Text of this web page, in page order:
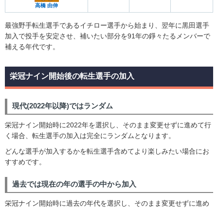
高橋 由伸
最強野手転生選手であるイチロー選手から始まり、翌年に黒田選手
加入で投手を安定させ、補いたい部分を91年の錚々たるメンバーで
補える年代です。
栄冠ナイン開始後の転生選手の加入
現代(2022年以降)ではランダム
栄冠ナイン開始時に2022年を選択し、そのまま変更せずに進めて行
く場合、転生選手の加入は完全にランダムとなります。
どんな選手が加入するかを転生選手含めてより楽しみたい場合にお
すすめです。
過去では現在の年の選手の中から加入
栄冠ナイン開始時に過去の年代を選択し、そのまま変更せずに進め